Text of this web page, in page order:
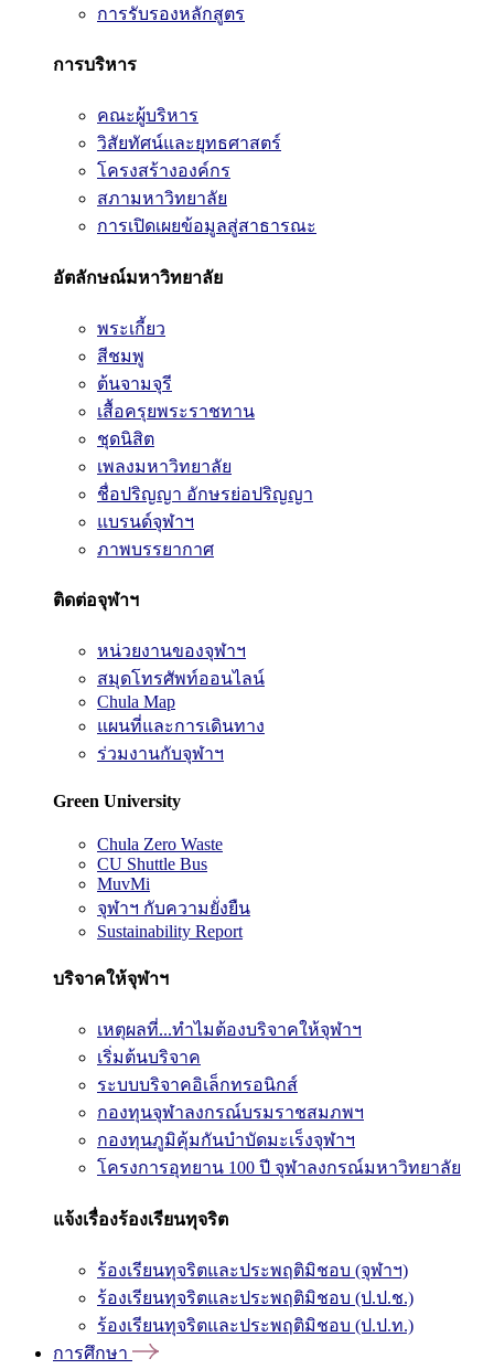
การรับรองหลักสูตร
การบริหาร
คณะผู้บริหาร
วิสัยทัศน์และยุทธศาสตร์
โครงสร้างองค์กร
สภามหาวิทยาลัย
การเปิดเผยข้อมูลสู่สาธารณะ
อัตลักษณ์มหาวิทยาลัย
พระเกี้ยว
สีชมพู
ต้นจามจุรี
เสื้อครุยพระราชทาน
ชุดนิสิต
เพลงมหาวิทยาลัย
ชื่อปริญญา อักษรย่อปริญญา
แบรนด์จุฬาฯ
ภาพบรรยากาศ
ติดต่อจุฬาฯ
หน่วยงานของจุฬาฯ
สมุดโทรศัพท์ออนไลน์
Chula Map
แผนที่และการเดินทาง
ร่วมงานกับจุฬาฯ
Green University
Chula Zero Waste
CU Shuttle Bus
MuvMi
จุฬาฯ กับความยั่งยืน
Sustainability Report
บริจาคให้จุฬาฯ
เหตุผลที่...ทำไมต้องบริจาคให้จุฬาฯ
เริ่มต้นบริจาค
ระบบบริจาคอิเล็กทรอนิกส์
กองทุนจุฬาลงกรณ์บรมราชสมภพฯ
กองทุนภูมิคุ้มกันบำบัดมะเร็งจุฬาฯ
โครงการอุทยาน 100 ปี จุฬาลงกรณ์มหาวิทยาลัย
แจ้งเรื่องร้องเรียนทุจริต
ร้องเรียนทุจริตและประพฤติมิชอบ (จุฬาฯ)
ร้องเรียนทุจริตและประพฤติมิชอบ (ป.ป.ช.)
ร้องเรียนทุจริตและประพฤติมิชอบ (ป.ป.ท.)
การศึกษา